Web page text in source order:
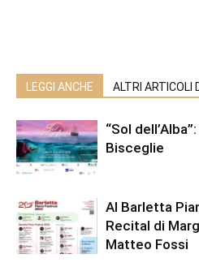
LEGGI ANCHE ALTRI ARTICOLI
“Sol
Bisceglie
Al Barletta
Recital di
Matteo Fossi